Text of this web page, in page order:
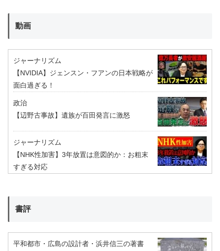
動画
ジャーナリズム
【NVIDIA】ジェンスン・フアンの日本戦略が
面白過ぎる！
政治
【辺野古事故】遺族が百田発言に激怒
ジャーナリズム
【NHK性加害】3年放置は意図的か：お粗末
すぎる対応
書評
平和都市・広島の設計者・浜井信三の著書